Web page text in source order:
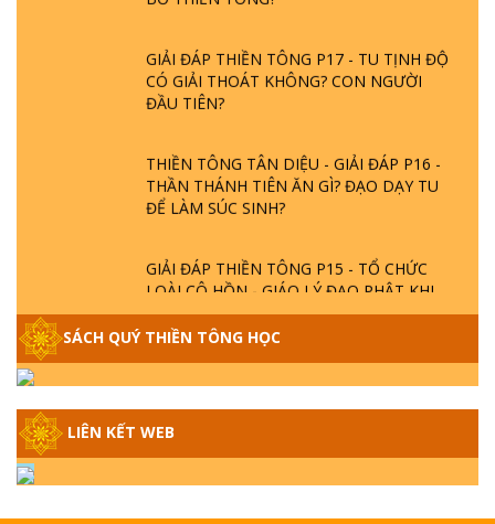
GIẢI ĐÁP THIỀN TÔNG P17 - TU TỊNH ĐỘ
CÓ GIẢI THOÁT KHÔNG? CON NGƯỜI
ĐẦU TIÊN?
THIỀN TÔNG TÂN DIỆU - GIẢI ĐÁP P16 -
THẦN THÁNH TIÊN ĂN GÌ? ĐẠO DẠY TU
ĐỂ LÀM SÚC SINH?
GIẢI ĐÁP THIỀN TÔNG P15 - TỔ CHỨC
LOÀI CÔ HỒN - GIÁO LÝ ĐẠO PHẬT KHI
GIẢI ĐÁP THIỀN TÔNG ĐẶC BIỆT - P14 -
NGUỒN GỐC ÂM LỊCH DƯƠNG LỊCH -
TẦNG BÌNH LƯU LỚN ĐẾN ĐÂU
CON NGƯỜI TU THÀNH PHẬT ĐƯỢC
SÁCH QUÝ THIỀN TÔNG HỌC
LIÊN KẾT WEB